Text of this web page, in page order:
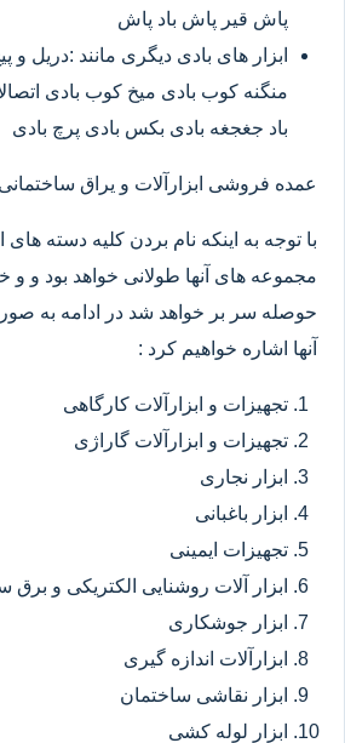
پاش قیر پاش باد پاش
ابزار های بادی دیگری مانند :دریل و
منگنه کوب بادی میخ کوب بادی
باد جغجغه بادی بکس بادی پرچ بادی
عمده فروشی ابزارآلات و یراق ساختمانی
با توجه به اینکه نام بردن کلیه دسته های
مجموعه های آنها طولانی خواهد بود و و
حوصله سر بر خواهد شد در ادامه به
آنها اشاره خواهیم کرد :
تجهیزات و ابزارآلات کارگاهی
تجهیزات و ابزارآلات گاراژی
ابزار نجاری
ابزار باغبانی
تجهیزات ایمینی
ابزار آلات روشنایی الکتریکی و برق
ابزار جوشکاری
ابزارآلات اندازه گیری
ابزار نقاشی ساختمان
ابزار لوله کشی